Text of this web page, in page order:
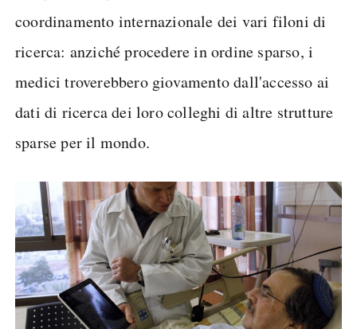
coordinamento internazionale dei vari filoni di
ricerca: anziché procedere in ordine sparso, i
medici troverebbero giovamento dall'accesso ai
dati di ricerca dei loro colleghi di altre strutture
sparse per il mondo.